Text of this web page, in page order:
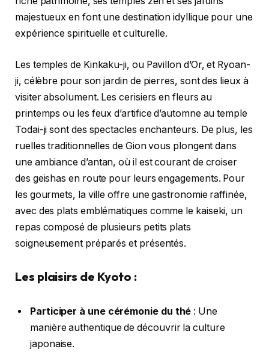
majestueux en font une destination idyllique pour une
expérience spirituelle et culturelle.
Les temples de Kinkaku-ji, ou Pavillon d’Or, et Ryoan-
ji, célèbre pour son jardin de pierres, sont des lieux à
visiter absolument. Les cerisiers en fleurs au
printemps ou les feux d’artifice d’automne au temple
Todai-ji sont des spectacles enchanteurs. De plus, les
ruelles traditionnelles de Gion vous plongent dans
une ambiance d’antan, où il est courant de croiser
des geishas en route pour leurs engagements. Pour
les gourmets, la ville offre une gastronomie raffinée,
avec des plats emblématiques comme le kaiseki, un
repas composé de plusieurs petits plats
soigneusement préparés et présentés.
Les plaisirs de Kyoto :
Participer à une cérémonie du thé : Une
manière authentique de découvrir la culture
japonaise.